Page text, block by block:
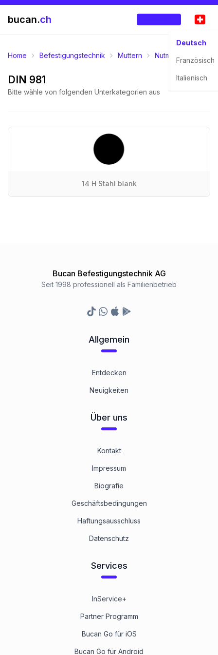
bucan.ch
Deutsch
Französisch
Italienisch
Home Befestigungstechnik Muttern Nutmuttern
DIN 981
Bitte wähle von folgenden Unterkategorien aus
14 H Stahl blank
Bucan Befestigungstechnik AG
Seit 1998 professionell als Familienbetrieb
TikTokWhatsapp
Appstore
Google Play Store
Allgemein
Entdecken
Neuigkeiten
Über uns
Kontakt
Impressum
Biografie
Geschäftsbedingungen
Haftungsausschluss
Datenschutz
Services
InService+
Partner Programm
Bucan Go für iOS
Bucan Go für Android